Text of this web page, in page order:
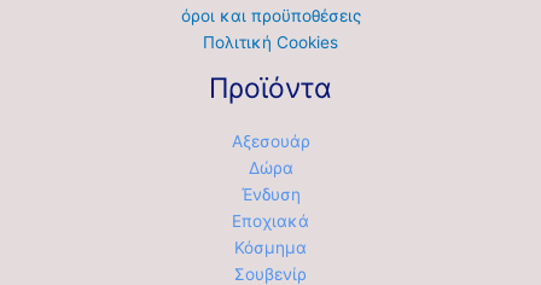
όροι και προϋποθέσεις
Πολιτική Cookies
Προϊόντα
Αξεσουάρ
Δώρα
Ένδυση
Εποχιακά
Κόσμημα
Σουβενίρ